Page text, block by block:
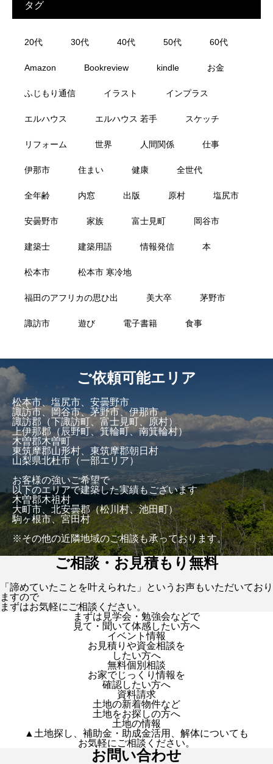
タグ
20代 30代 40代 50代 60代
Amazon Bookreview kindle お金
ふじもり通信 イラスト インプラス
エルハウス エルハウス 若手 スケッチ
リフォーム 世界 人間関係 仕事
伊那市 住まい 健康 全世代
全年齢 内窓 出版 原村 塩尻市
安曇野市 家族 富士見町 岡谷市
建築士 建築用語 情報発信 本
松本市 松本市 寒冷地
福田のアフリカの思ひ出 美大卒 茅野市
諏訪市 遊び 電子書籍 食事
ご依頼可能エリア
松本市、塩尻市、安曇野市
諏訪市、岡谷市、茅野市、伊那市
諏訪郡（下諏訪町、富士見町、原村）
上伊那郡（辰野町、箕輪町、南箕輪村）
木曽郡木曽町
東筑摩郡山形村、東筑摩郡朝日村
山梨県北杜市（一部エリア）
お客様の強いご希望で
以下のエリアで建築した実績もございます
木曽郡木祖村
大町市、北安曇郡（松川村、池田町）
駒ヶ根市、宮田村
※その他の近隣地域のご相談も承っております。
ご相談・お見積もり無料
「諦めていたことを叶えられた」というお声もいただいており
ますので
まずはお気軽にご相談ください。
まずは見学会・勉強会などで
見て・聞いて体感したい方へ
イベント情報
お見積りや資金相談を
したい方へ
無料個別相談
お家でじっくり情報を
確認したい方へ
資料請求
土地の新着物件など
土地をお探しの方へ
土地の情報
▲土地探し、補助金・助成金活用、解体についても
お気軽にご相談ください。
お問い合わせ